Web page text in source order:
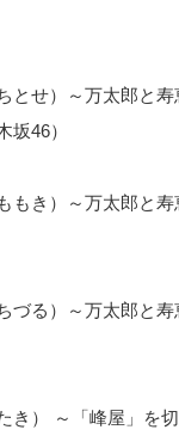
とせ）～万太郎と寿
46）
もき）～万太郎と寿
づる）～万太郎と寿
き） ～「峰屋」を